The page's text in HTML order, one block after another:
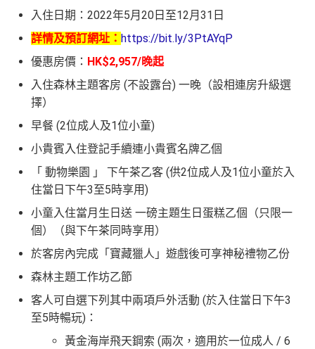
入住日期：2022年5月20日至12月31日
詳情及預訂網址： https://bit.ly/3PtAYqP
優惠房價： HK$2,957/晚起
入住森林主題客房 (不設露台) 一晚（設相連房升級選
擇）
早餐 (2位成人及1位小童)
小貴賓入住登記手續連小貴賓名牌乙個
「 動物樂園 」 下午茶乙客 (供2位成人及1位小童於入
住當日下午3至5時享用)
小童入住當月生日送 一磅主題生日蛋糕乙個（只限一
個）（與下午茶同時享用）
於客房內完成「寶藏獵人」遊戲後可享神秘禮物乙份
森林主題工作坊乙節
客人可自選下列其中兩項戶外活動 (於入住當日下午3
至5時暢玩)：
黃金海岸飛天鋼索 (兩次，適用於一位成人 / 6